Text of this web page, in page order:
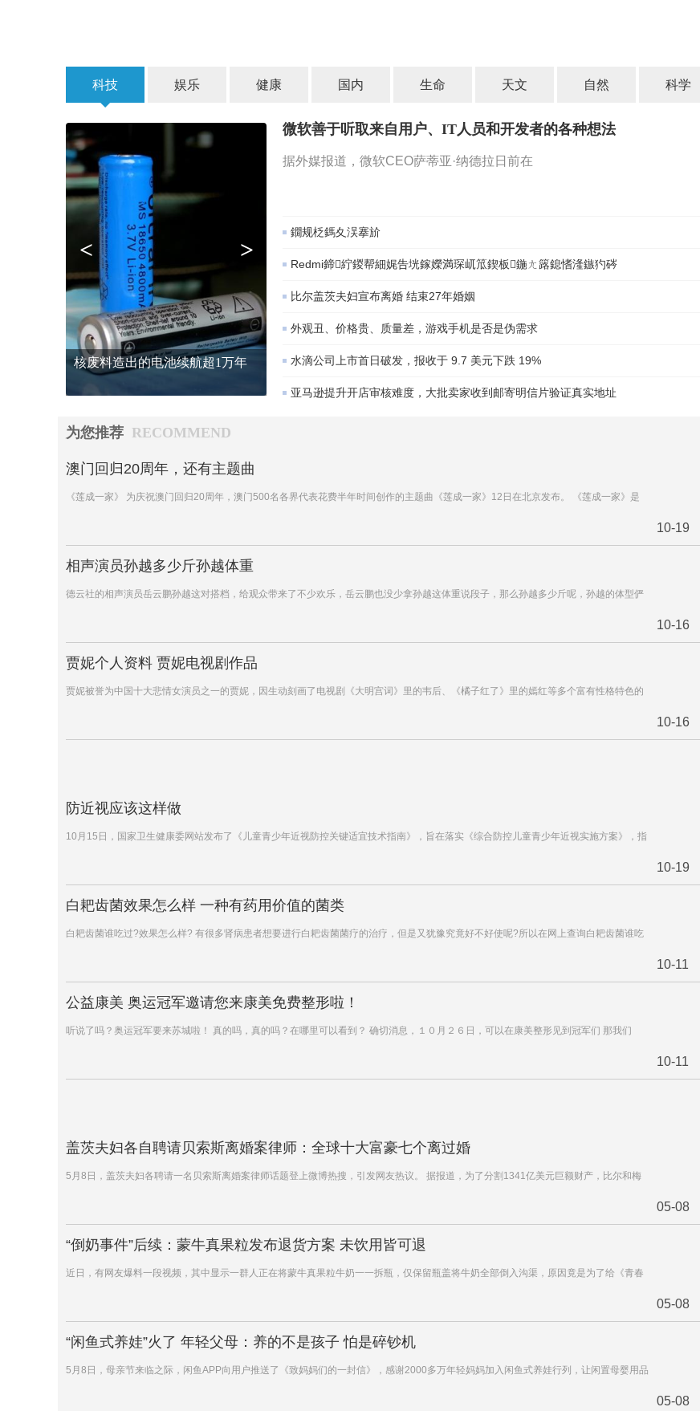
科技 娱乐 健康 国内 生命 天文 自然 科学
核废料造出的电池续航超1万年
< >
微软善于听取来自用户、IT人员和开发者的各种想法
据外媒报道，微软CEO萨蒂亚·纳德拉日前在
鐗规柉鎷夊洖搴斺
Redmi鍗紵鍐帮細娓告垙鎵嬫満琛屼笟鍥板鍦ㄤ簬鎴愭湰鏃犳硶
比尔盖茨夫妇宣布离婚 结束27年婚姻
外观丑、价格贵、质量差，游戏手机是否是伪需求
水滴公司上市首日破发，报收于 9.7 美元下跌 19%
亚马逊提升开店审核难度，大批卖家收到邮寄明信片验证真实地址
为您推荐 RECOMMEND
澳门回归20周年，还有主题曲
《莲成一家》 为庆祝澳门回归20周年，澳门500名各界代表花费半年时间创作的主题曲《莲成一家》12日在北京发布。 《莲成一家》是
10-19
相声演员孙越多少斤孙越体重
德云社的相声演员岳云鹏孙越这对搭档，给观众带来了不少欢乐，岳云鹏也没少拿孙越这体重说段子，那么孙越多少斤呢，孙越的体型俨
10-16
贾妮个人资料 贾妮电视剧作品
贾妮被誉为中国十大悲情女演员之一的贾妮，因生动刻画了电视剧《大明宫词》里的韦后、《橘子红了》里的嫣红等多个富有性格特色的
10-16
防近视应该这样做
10月15日，国家卫生健康委网站发布了《儿童青少年近视防控关键适宜技术指南》，旨在落实《综合防控儿童青少年近视实施方案》，指
10-19
白耙齿菌效果怎么样 一种有药用价值的菌类
白耙齿菌谁吃过?效果怎么样? 有很多肾病患者想要进行白耙齿菌菌疗的治疗，但是又犹豫究竟好不好使呢?所以在网上查询白耙齿菌谁吃
10-11
公益康美 奥运冠军邀请您来康美免费整形啦！
听说了吗？奥运冠军要来苏城啦！ 真的吗，真的吗？在哪里可以看到？ 确切消息，１０月２６日，可以在康美整形见到冠军们 那我们
10-11
盖茨夫妇各自聘请贝索斯离婚案律师：全球十大富豪七个离过婚
5月8日，盖茨夫妇各聘请一名贝索斯离婚案律师话题登上微博热搜，引发网友热议。 据报道，为了分割1341亿美元巨额财产，比尔和梅
05-08
“倒奶事件”后续：蒙牛真果粒发布退货方案 未饮用皆可退
近日，有网友爆料一段视频，其中显示一群人正在将蒙牛真果粒牛奶一一拆瓶，仅保留瓶盖将牛奶全部倒入沟渠，原因竟是为了给《青春
05-08
“闲鱼式养娃”火了 年轻父母：养的不是孩子 怕是碎钞机
5月8日，母亲节来临之际，闲鱼APP向用户推送了《致妈妈们的一封信》，感谢2000多万年轻妈妈加入闲鱼式养娃行列，让闲置母婴用品
05-08